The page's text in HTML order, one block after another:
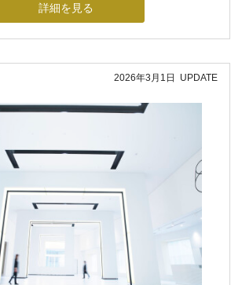
詳細を見る
2026年3月1日 UPDATE